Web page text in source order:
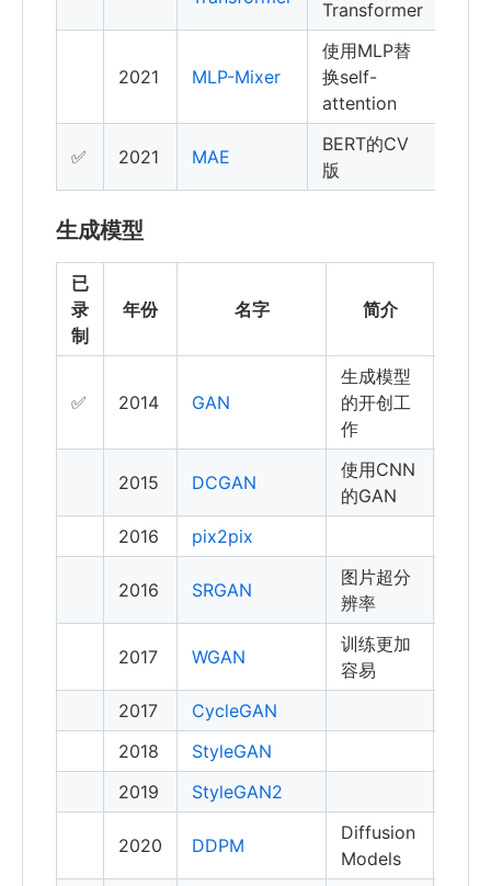
Transformer
2021 MLP-Mixer
使用MLP替
换self-
attention
✅ 2021 MAE
BERT的CV
版
生成模型
已
录
制
年份 名字 简介
✅ 2014 GAN
生成模型
的开创工
作
2015 DCGAN
使用CNN
的GAN
2016
pix2pix
2016 SRGAN
图片超分
辨率
2017 WGAN
训练更加
容易
2017
CycleGAN
2018
StyleGAN
2019
StyleGAN2
2020 DDPM
Diffusion
Models